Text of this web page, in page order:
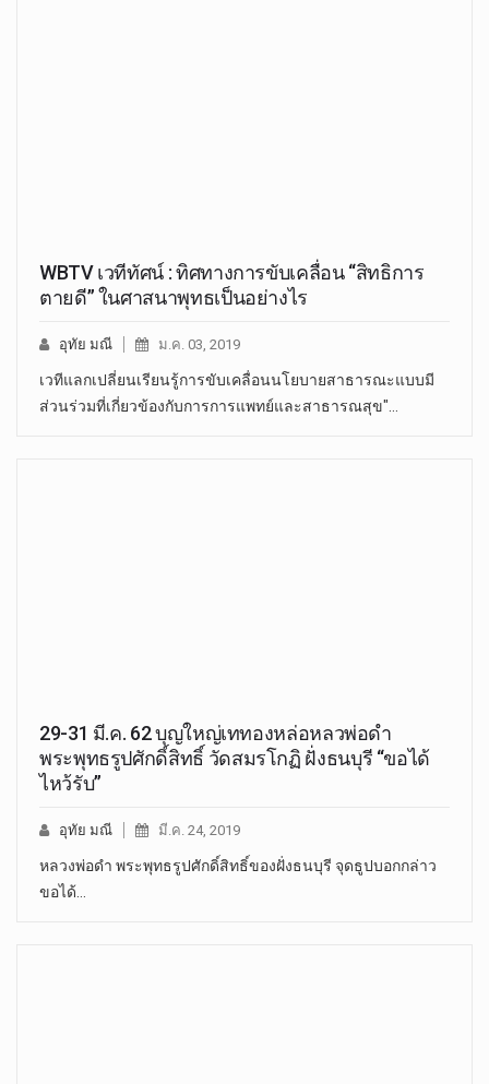
WBTV เวทีทัศน์ : ทิศทางการขับเคลื่อน “สิทธิการ
ตายดี” ในศาสนาพุทธเป็นอย่างไร
อุทัย มณี ม.ค. 03, 2019
เวทีแลกเปลี่ยนเรียนรู้การขับเคลื่อนนโยบายสาธารณะแบบมี
ส่วนร่วมที่เกี่ยวข้องกับการการแพทย์และสาธารณสุข"…
29-31 มี.ค. 62 บุญใหญ่เททองหล่อหลวพ่อดำ
พระพุทธรูปศักดิ์สิทธิ์ วัดสมรโกฏิ ฝั่งธนบุรี “ขอได้
ไหว้รับ”
อุทัย มณี มี.ค. 24, 2019
หลวงพ่อดำ พระพุทธรูปศักดิ์สิทธิ์ของฝั่งธนบุรี จุดธูปบอกกล่าว
ขอได้…